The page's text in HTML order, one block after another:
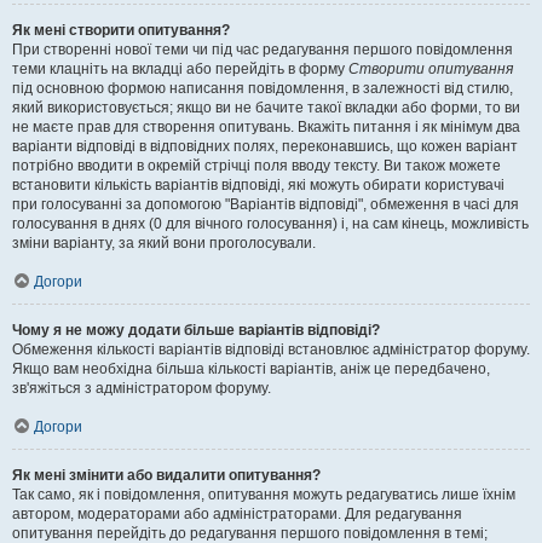
Як мені створити опитування?
При створенні нової теми чи під час редагування першого повідомлення
теми клацніть на вкладці або перейдіть в форму Створити опитування
під основною формою написання повідомлення, в залежності від стилю,
який використовується; якщо ви не бачите такої вкладки або форми, то ви
не маєте прав для створення опитувань. Вкажіть питання і як мінімум два
варіанти відповіді в відповідних полях, переконавшись, що кожен варіант
потрібно вводити в окремій стрічці поля вводу тексту. Ви також можете
встановити кількість варіантів відповіді, які можуть обирати користувачі
при голосуванні за допомогою "Варіантів відповіді", обмеження в часі для
голосування в днях (0 для вічного голосування) і, на сам кінець, можливість
зміни варіанту, за який вони проголосували.
Догори
Чому я не можу додати більше варіантів відповіді?
Обмеження кількості варіантів відповіді встановлює адміністратор форуму.
Якщо вам необхідна більша кількості варіантів, аніж це передбачено,
зв'яжіться з адміністратором форуму.
Догори
Як мені змінити або видалити опитування?
Так само, як і повідомлення, опитування можуть редагуватись лише їхнім
автором, модераторами або адміністраторами. Для редагування
опитування перейдіть до редагування першого повідомлення в темі;